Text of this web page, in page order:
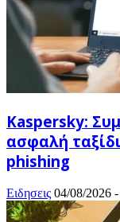
Kaspersky:
ασφαλή
phishing
Ειδησεις 04/08/2026